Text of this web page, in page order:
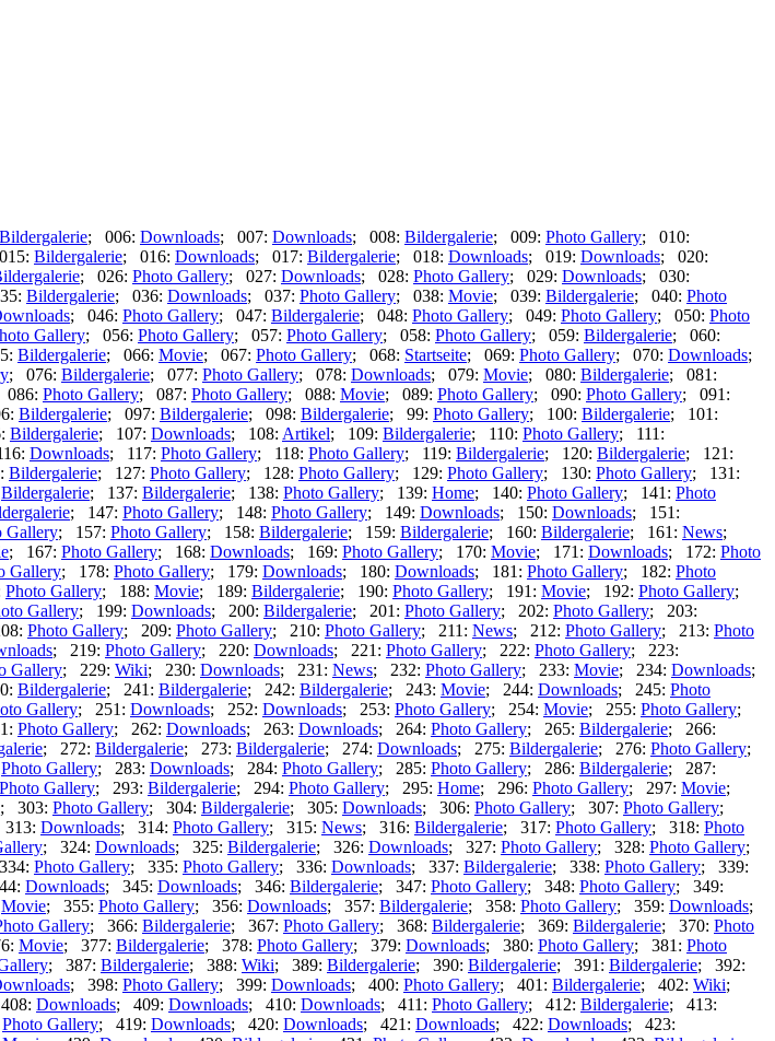
Bildergalerie; 006: Downloads; 007: Downloads; 008: Bildergalerie; 009: Photo Gallery; 010:
Bildergalerie; 016: Downloads; 017: Bildergalerie; 018: Downloads; 019: Downloads; 020:
; 026: Photo Gallery; 027: Downloads; 028: Photo Gallery; 029: Downloads; 030:
Bildergalerie; 036: Downloads; 037: Photo Gallery; 038: Movie; 039: Bildergalerie; 040: Photo
; 046: Photo Gallery; 047: Bildergalerie; 048: Photo Gallery; 049: Photo Gallery; 050: Photo
Gallery; 056: Photo Gallery; 057: Photo Gallery; 058: Photo Gallery; 059: Bildergalerie; 060:
Bildergalerie; 066: Movie; 067: Photo Gallery; 068: Startseite; 069: Photo Gallery; 070: Downloads;
; 076: Bildergalerie; 077: Photo Gallery; 078: Downloads; 079: Movie; 080: Bildergalerie; 081:
Photo Gallery; 087: Photo Gallery; 088: Movie; 089: Photo Gallery; 090: Photo Gallery; 091:
Bildergalerie; 097: Bildergalerie; 098: Bildergalerie; 99: Photo Gallery; 100: Bildergalerie; 101:
Bildergalerie; 107: Downloads; 108: Artikel; 109: Bildergalerie; 110: Photo Gallery; 111:
Downloads; 117: Photo Gallery; 118: Photo Gallery; 119: Bildergalerie; 120: Bildergalerie; 121:
Bildergalerie; 127: Photo Gallery; 128: Photo Gallery; 129: Photo Gallery; 130: Photo Gallery; 131:
Bildergalerie; 137: Bildergalerie; 138: Photo Gallery; 139: Home; 140: Photo Gallery; 141: Photo
; 147: Photo Gallery; 148: Photo Gallery; 149: Downloads; 150: Downloads; 151:
Gallery; 157: Photo Gallery; 158: Bildergalerie; 159: Bildergalerie; 160: Bildergalerie; 161: News;
; 167: Photo Gallery; 168: Downloads; 169: Photo Gallery; 170: Movie; 171: Downloads; 172: Photo
Gallery; 178: Photo Gallery; 179: Downloads; 180: Downloads; 181: Photo Gallery; 182: Photo
Photo Gallery; 188: Movie; 189: Bildergalerie; 190: Photo Gallery; 191: Movie; 192: Photo Gallery;
Gallery; 199: Downloads; 200: Bildergalerie; 201: Photo Gallery; 202: Photo Gallery; 203:
Photo Gallery; 209: Photo Gallery; 210: Photo Gallery; 211: News; 212: Photo Gallery; 213: Photo
; 219: Photo Gallery; 220: Downloads; 221: Photo Gallery; 222: Photo Gallery; 223:
Gallery; 229: Wiki; 230: Downloads; 231: News; 232: Photo Gallery; 233: Movie; 234: Downloads;
Bildergalerie; 241: Bildergalerie; 242: Bildergalerie; 243: Movie; 244: Downloads; 245: Photo
Gallery; 251: Downloads; 252: Downloads; 253: Photo Gallery; 254: Movie; 255: Photo Gallery;
Photo Gallery; 262: Downloads; 263: Downloads; 264: Photo Gallery; 265: Bildergalerie; 266:
; 272: Bildergalerie; 273: Bildergalerie; 274: Downloads; 275: Bildergalerie; 276: Photo Gallery;
Photo Gallery; 283: Downloads; 284: Photo Gallery; 285: Photo Gallery; 286: Bildergalerie; 287:
Photo Gallery; 293: Bildergalerie; 294: Photo Gallery; 295: Home; 296: Photo Gallery; 297: Movie;
; 303: Photo Gallery; 304: Bildergalerie; 305: Downloads; 306: Photo Gallery; 307: Photo Gallery;
Downloads; 314: Photo Gallery; 315: News; 316: Bildergalerie; 317: Photo Gallery; 318: Photo
; 324: Downloads; 325: Bildergalerie; 326: Downloads; 327: Photo Gallery; 328: Photo Gallery;
Photo Gallery; 335: Photo Gallery; 336: Downloads; 337: Bildergalerie; 338: Photo Gallery; 339:
Downloads; 345: Downloads; 346: Bildergalerie; 347: Photo Gallery; 348: Photo Gallery; 349:
Movie; 355: Photo Gallery; 356: Downloads; 357: Bildergalerie; 358: Photo Gallery; 359: Downloads;
Gallery; 366: Bildergalerie; 367: Photo Gallery; 368: Bildergalerie; 369: Bildergalerie; 370: Photo
Movie; 377: Bildergalerie; 378: Photo Gallery; 379: Downloads; 380: Photo Gallery; 381: Photo
; 387: Bildergalerie; 388: Wiki; 389: Bildergalerie; 390: Bildergalerie; 391: Bildergalerie; 392:
; 398: Photo Gallery; 399: Downloads; 400: Photo Gallery; 401: Bildergalerie; 402: Wiki;
Downloads; 409: Downloads; 410: Downloads; 411: Photo Gallery; 412: Bildergalerie; 413:
Photo Gallery; 419: Downloads; 420: Downloads; 421: Downloads; 422: Downloads; 423: